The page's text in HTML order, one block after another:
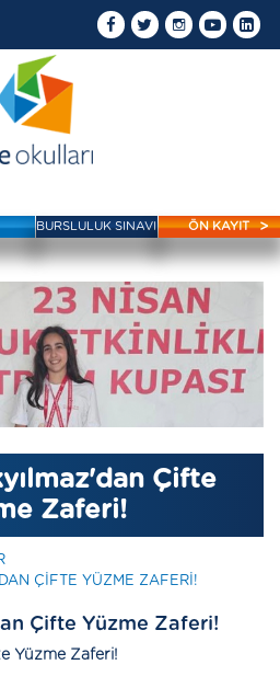
BURSLULUK SINAVI ÖN KAYIT
Çifte
Zaferi!
ÇIFTE YÜZME ZAFERI!
Çifte Yüzme Zaferi!
Yüzme Zaferi!